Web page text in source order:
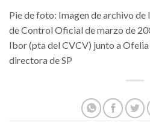
Pie de foto: Imagen de archivo de
de Control Oficial de marzo de
Ibor (pta del CVCV) junto a
directora de SP